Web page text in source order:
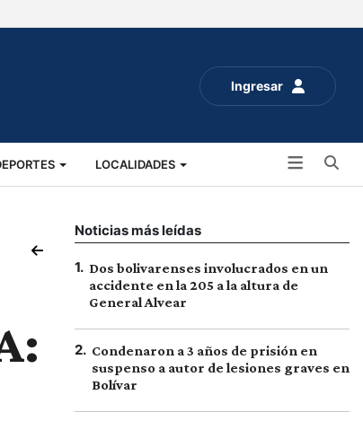
Ingresar
LOCALIDADES
Noticias más leídas
1. Dos bolivarenses involucrados en un
accidente en la 205 a la altura de
General Alvear
2. Condenaron a 3 años de prisión en
suspenso a autor de lesiones graves en
Bolívar